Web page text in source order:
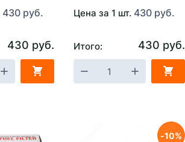
430 руб.
430 руб.
Цена за 1 шт. 430 руб.
Итого: 430 руб.
10